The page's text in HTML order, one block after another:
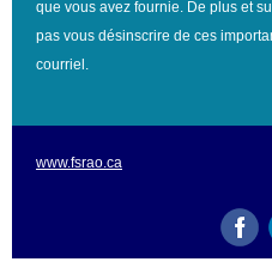
que vous avez fournie. De plus et
pas vous désinscrire de ces
courriel.
www.fsrao.ca